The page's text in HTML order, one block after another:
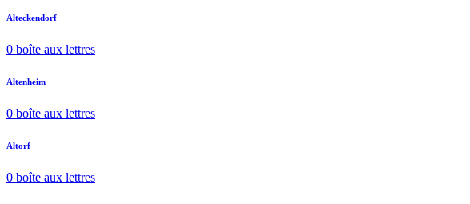
Alteckendorf
0 boîte aux lettres
Altenheim
0 boîte aux lettres
Altorf
0 boîte aux lettres